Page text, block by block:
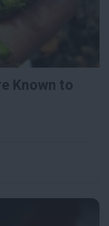
Known to